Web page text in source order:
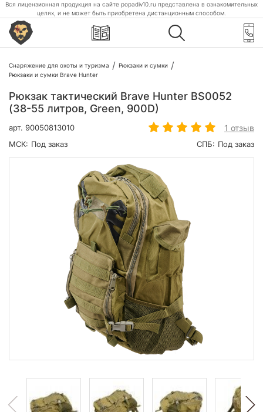
Вся лицензионная продукция на сайте popadiv10.ru представлена в ознакомительных
целях, и не может быть приобретена дистанционным способом.
Снаряжение для охоты и туризма
Рюкзаки и сумки
Рюкзаки и сумки Brave Hunter
Рюкзак тактический Brave Hunter BS0052
(38-55 литров, Green, 900D)
арт. 90050813010 1 отзыв
МСК: Под заказ СПБ: Под заказ